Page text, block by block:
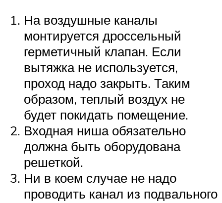
На воздушные каналы
монтируется дроссельный
герметичный клапан. Если
вытяжка не используется,
проход надо закрыть. Таким
образом, теплый воздух не
будет покидать помещение.
Входная ниша обязательно
должна быть оборудована
решеткой.
Ни в коем случае не надо
проводить канал из подвального